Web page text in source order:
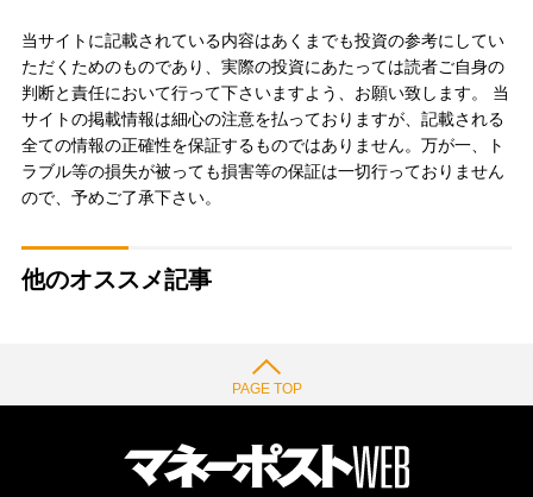
当サイトに記載されている内容はあくまでも投資の参考にしてい
ただくためのものであり、実際の投資にあたっては読者ご自身の
判断と責任において行って下さいますよう、お願い致します。 当
サイトの掲載情報は細心の注意を払っておりますが、記載される
全ての情報の正確性を保証するものではありません。万が一、ト
ラブル等の損失が被っても損害等の保証は一切行っておりません
ので、予めご了承下さい。
他のオススメ記事
PAGE TOP